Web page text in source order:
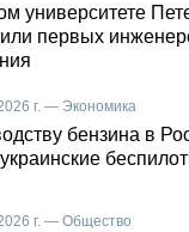
университете
первых
г. — Экономика
бензина в
г. — Общество